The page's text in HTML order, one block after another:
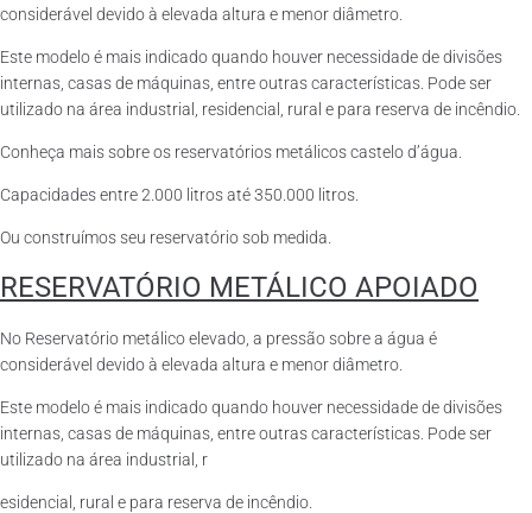
considerável devido à elevada altura e menor diâmetro.
Este modelo é mais indicado quando houver necessidade de divisões
internas, casas de máquinas, entre outras características. Pode ser
utilizado na área industrial, residencial, rural e para reserva de incêndio.
Conheça mais sobre os reservatórios metálicos castelo d’água.
Capacidades entre 2.000 litros até 350.000 litros.
Ou construímos seu reservatório sob medida.
RESERVATÓRIO METÁLICO APOIADO
No Reservatório metálico elevado, a pressão sobre a água é
considerável devido à elevada altura e menor diâmetro.
Este modelo é mais indicado quando houver necessidade de divisões
internas, casas de máquinas, entre outras características. Pode ser
utilizado na área industrial, r
esidencial, rural e para reserva de incêndio.